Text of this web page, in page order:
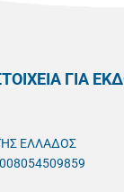
ΓΙΑ
ΕΛΛΑΔΟΣ